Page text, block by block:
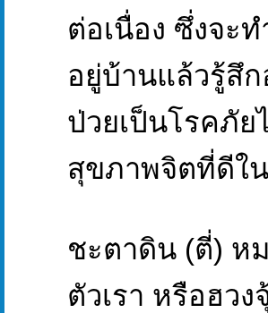
ต่อเนื่อง ซึ่งจะ
อยู่บ้านแล้วรู้สึ
ป่วยเป็นโรคภั
สุขภาพจิตที่ดีใ
ชะตาดิน (ตี่) ห
ตัวเรา หรือฮว